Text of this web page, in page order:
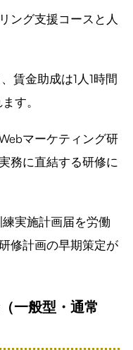
ング支援コースと人
賃金助成は1人1時間
す。
マーケティング研
務に直結する研修に
実施計画届を労働
修計画の早期策定が
一般型・通常